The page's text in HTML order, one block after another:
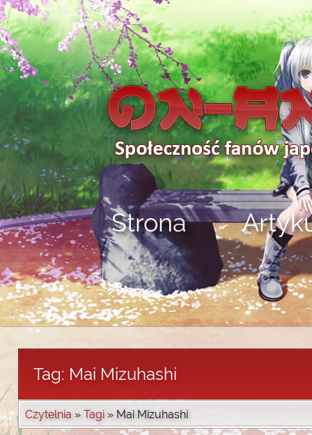
Strona
Tag: Mai Mizuhashi
Czytelnia » Tagi » Mai Mizuhashi